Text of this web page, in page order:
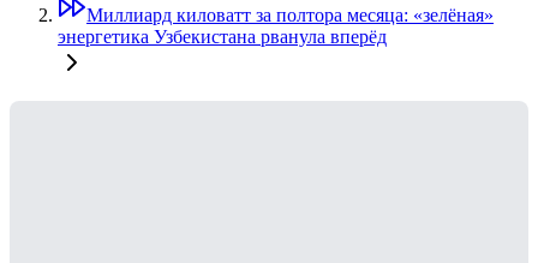
Миллиард киловатт за полтора месяца: «зелёная»
энергетика Узбекистана рванула вперёд